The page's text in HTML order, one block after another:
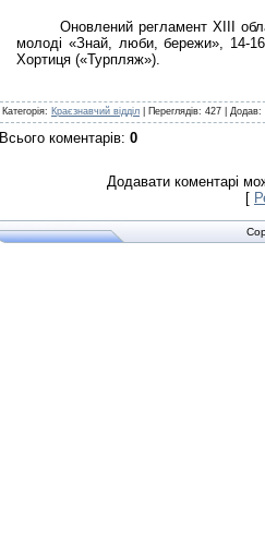
Оновлений регламент ХІІІ
молоді «Знай, люби, бережи», 14-
Хортиця («Турпляж»).
Категорія: Краєзнавчий відділ Переглядів: 427 Додав:
Всього коментарів: 0
Додавати коментарі
[